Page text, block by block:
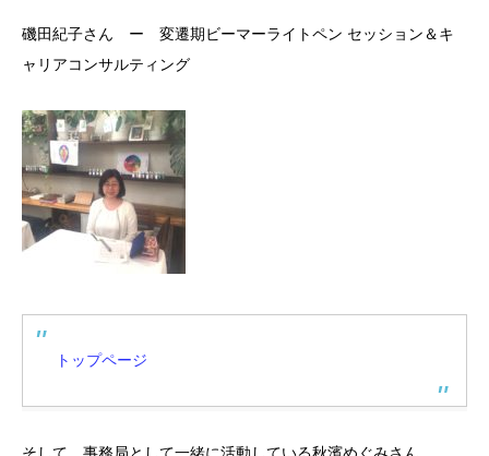
磯田紀子さん ー 変遷期ビーマーライトペン セッション＆キ
ャリアコンサルティング
トップページ